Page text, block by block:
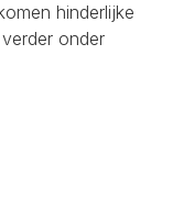
hinderlijke
onder